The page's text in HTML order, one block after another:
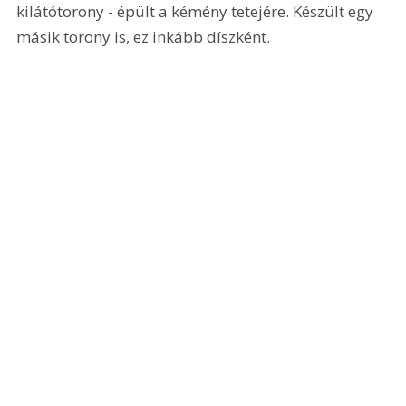
kilátótorony - épült a kémény tetejére. Készült egy
másik torony is, ez inkább díszként.